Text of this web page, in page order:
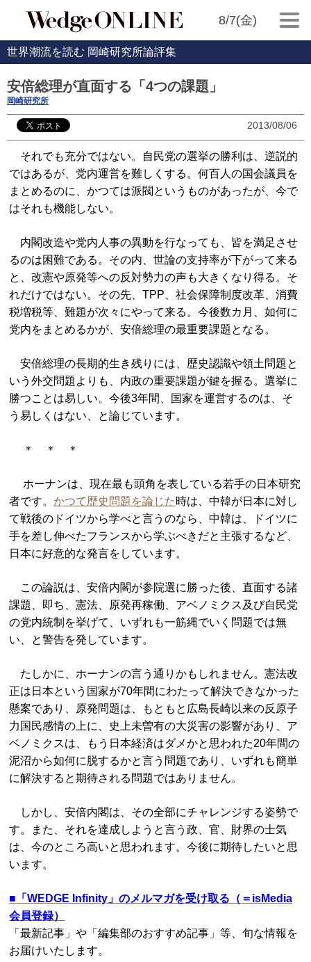
8/7(金)
世界潮流を読む 岡崎研究所論評集
安倍総理が直面する「4つの課題」
岡崎研究所
2013/08/06
それでも充分ではない。自民党の選挙の勝利は、逆説的
ではあるが、党内運営を難しくする。何百人の国会議員を
まとめるのに、かつては派閥というものがあったが、今で
はそれも機能しない。
内閣改造や党内人事の異動を行なっても、皆を満足させ
るのは困難である。その内、世論の支持率が下がって来る
と、改憲や原発等への反対勢力の声も大きくなり得る。そ
れだけではない。その先、TPP、社会保障制度改革、消費
税増税等、難題が次々にやって来る。今後数カ月、如何に
党内をまとめるかが、安倍総理の最重要課題となる。
安倍総理の長期的生き残りには、歴史認識や領土問題と
いう外交問題よりも、内政の重要課題が鍵を握る。選挙に
勝つことは易しい。今後3年間、国家を運営するのは、そ
う易しくはない、と論じています。
＊ ＊ ＊
ホーナンは、現在最も頭角を表している若手の日本研究
者です。かつて歴史問題を論じた時は、中韓が日本に対し
て戦後のドイツから学べと言うのなら、中韓は、ドイツに
手を差し伸べたフランスから学ぶべきだと主張するなど、
日本に好意的な発言をしています。
この論説は、安倍内閣が参院選に勝った後、直面する諸
課題、即ち、憲法、原発再稼働、アベノミクス及び自民党
の党内統制を挙げて、いずれも一筋縄でいく問題では無
い、と警告を発しています。
たしかに、ホーナンの言う通りかもしれません。憲法改
正は日本という国家が70年間にわたって解決できなかった
懸案であり、原発問題は、もともと広島長崎以来の反原子
力国民感情の上に、史上未曽有の大災害の影響があり、ア
ベノミクスは、もう日本経済はダメかと思われた20年間の
泥沼から如何に脱するかと言う問題であり、いずれも簡単
に解決すると期待される問題ではありません。
しかし、安倍内閣は、その全部にチャレンジする姿勢で
す。また、それを達成しようと言う政、官、財界の士気
は、今のところ高いと思われます。今後に期待したいと思
います。
■ 「WEDGE Infinity」のメルマガを受け取る（＝isMedia
会員登録）
「最新記事」や「編集部のおすすめ記事」等、旬な情報を
お届けいたします。